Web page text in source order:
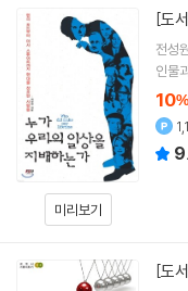
미리보기
[도
전성
인물
10%
[도